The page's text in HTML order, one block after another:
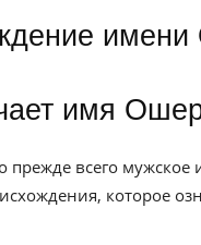
имя
всего мужское
которое